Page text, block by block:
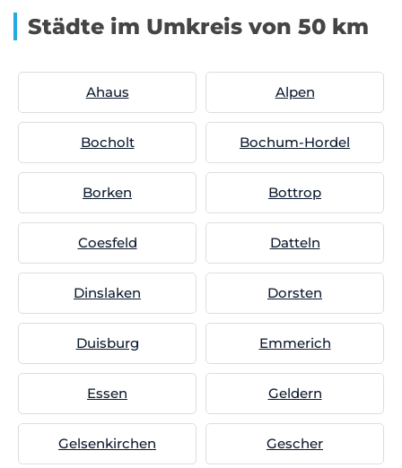
Städte im Umkreis von 50 km
Ahaus Alpen
Bocholt Bochum-Hordel
Borken Bottrop
Coesfeld Datteln
Dinslaken Dorsten
Duisburg Emmerich
Essen Geldern
Gelsenkirchen Gescher